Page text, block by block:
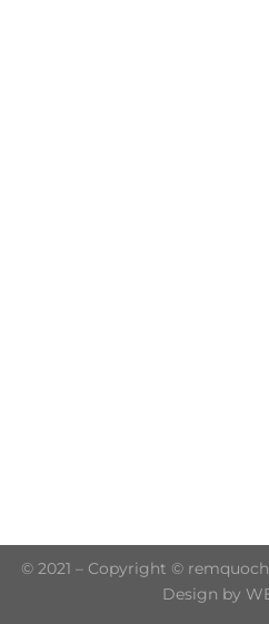
© 2021 – Copyright ©
Design by